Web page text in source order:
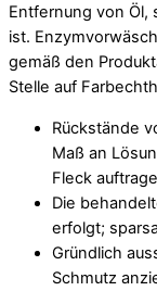
Entfernung von Öl,
ist.
gemäß den
Stelle auf
Rückstände
Maß an
Fleck
Die
erfolgt;
Gründlich
Schmutz